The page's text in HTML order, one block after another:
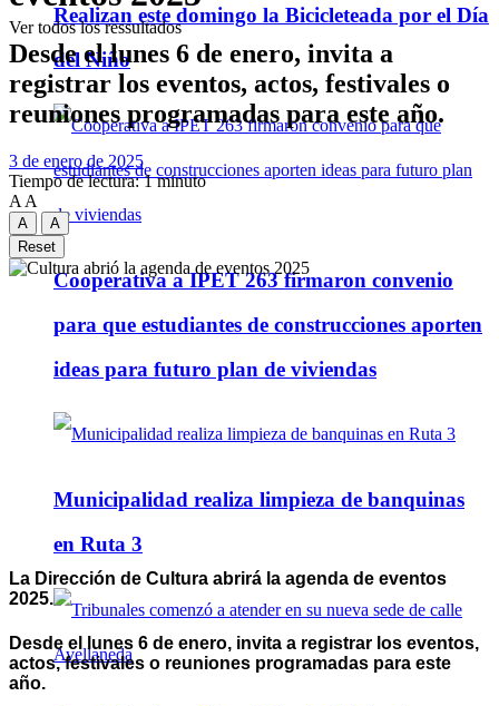
Realizan este domingo la Bicicleteada por el Día
del Niño
Cooperativa a IPET 263 firmaron convenio
para que estudiantes de construcciones aporten
ideas para futuro plan de viviendas
Municipalidad realiza limpieza de banquinas
en Ruta 3
Ver todos los ressultados
Desde el lunes 6 de enero, invita a
registrar los eventos, actos, festivales o
reuniones programadas para este año.
3 de enero de 2025
Tiempo de lectura: 1 minuto
A A
A
A
Reset
La Dirección de Cultura abrirá la agenda de eventos
2025.
Desde el lunes 6 de enero, invita a registrar los eventos,
actos, festivales o reuniones programadas para este
año.